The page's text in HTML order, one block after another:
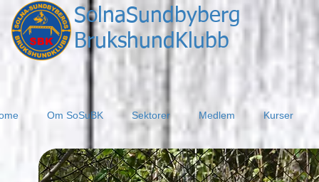
SolnaSundbyberg​
BrukshundKlubb
Om SoSuBK Sektorer Medlem Kurser